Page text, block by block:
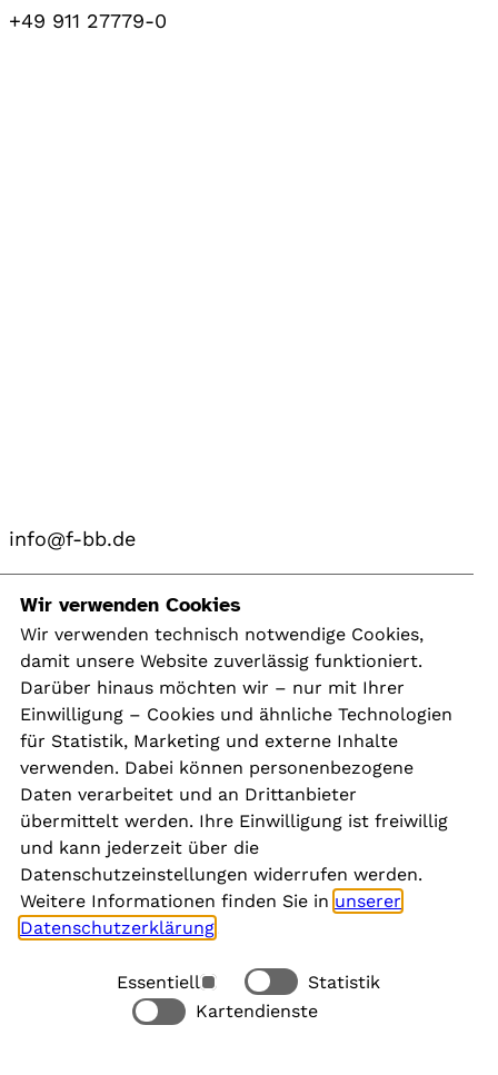
+49 911 27779-0
info@f-bb.de
Navigation
Kontakt
Presse
Aktuelles
Karriere
Newsletter
Social Media
Rechtliches
Wir verwenden Cookies
Wir verwenden technisch notwendige Cookies,
damit unsere Website zuverlässig funktioniert.
Darüber hinaus möchten wir – nur mit Ihrer
Einwilligung – Cookies und ähnliche Technologien
für Statistik, Marketing und externe Inhalte
verwenden. Dabei können personenbezogene
Daten verarbeitet und an Drittanbieter
übermittelt werden. Ihre Einwilligung ist freiwillig
und kann jederzeit über die
Datenschutzeinstellungen widerrufen werden.
Weitere Informationen finden Sie in unserer
Datenschutzerklärung
Essentiell
Statistik
Kartendienste